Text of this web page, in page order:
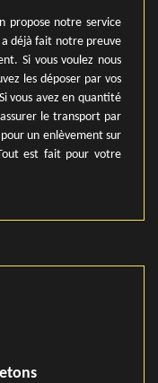
propose notre service
déjà fait notre preuve
Si vous voulez nous
les déposer par vos
vous avez en quantité
le transport par
un enlèvement sur
est fait pour votre